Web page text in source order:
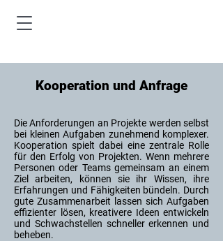
Kooperation und Anfrage
Die Anforderungen an Projekte werden selbst
bei kleinen Aufgaben zunehmend komplexer.
Kooperation spielt dabei eine zentrale Rolle
für den Erfolg von Projekten. Wenn mehrere
Personen oder Teams gemeinsam an einem
Ziel arbeiten, können sie ihr Wissen, ihre
Erfahrungen und Fähigkeiten bündeln. Durch
gute Zusammenarbeit lassen sich Aufgaben
effizienter lösen, kreativere Ideen entwickeln
und Schwachstellen schneller erkennen und
beheben.